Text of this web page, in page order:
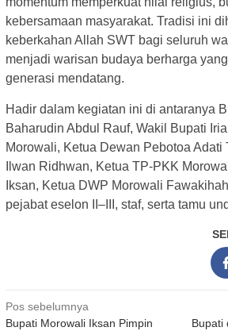
kebersamaan masyarakat. Tradisi ini
keberkahan Allah SWT bagi seluruh
menjadi warisan budaya berharga
generasi mendatang.
Hadir dalam kegiatan ini di antaranya
Baharudin Abdul Rauf, Wakil Bupati
Morowali, Ketua Dewan Pebotoa Adati
Ilwan Ridhwan, Ketua TP-PKK
Iksan, Ketua DWP Morowali
pejabat eselon II–III, staf, serta tamu
Navigasi
Pos sebelumnya
Bupati Morowali Iksan Pimpin
Bupati